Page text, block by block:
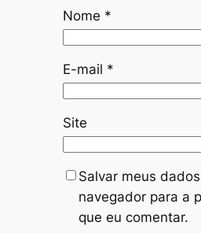
Nome *
E-mail *
Site
Salvar meus
navegador para a
que eu comentar.